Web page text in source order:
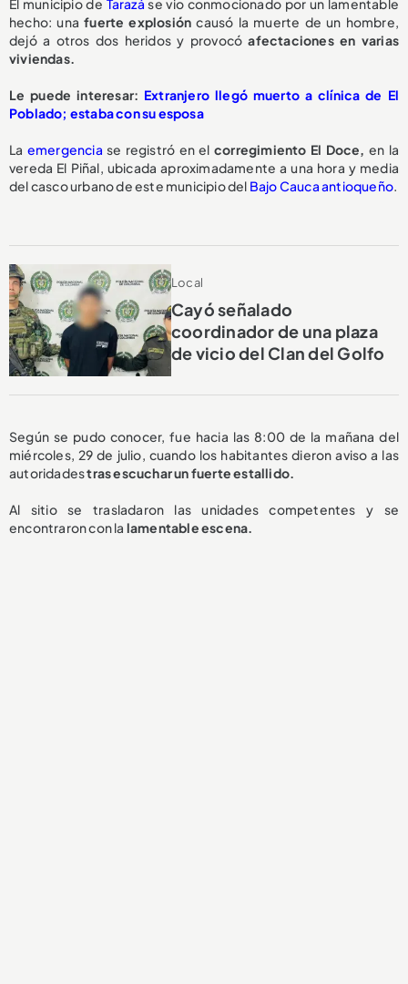
El municipio de Tarazá se vio conmocionado por un lamentable
hecho: unafuerte explosión causó la muerte de un hombre,
dejó a otros dos heridos y provocóafectaciones en varias
viviendas.
Le puede interesar: Extranjero llegó muerto a clínica de El
Poblado; estaba con su esposa
La emergencia se registró en el corregimiento El Doce, en la
vereda El Piñal, ubicada aproximadamente a una hora y media
del casco urbano de este municipio del Bajo Cauca antioqueño.
Local
Cayó señalado
coordinador de una plaza
de vicio del Clan del Golfo
Según se pudo conocer, fue hacia las 8:00 de la mañana del
miércoles, 29 de julio, cuando los habitantes dieron aviso a las
autoridadestras escuchar un fuerte estallido.
Al sitio se trasladaron las unidades competentes y se
encontraron con la lamentableescena.